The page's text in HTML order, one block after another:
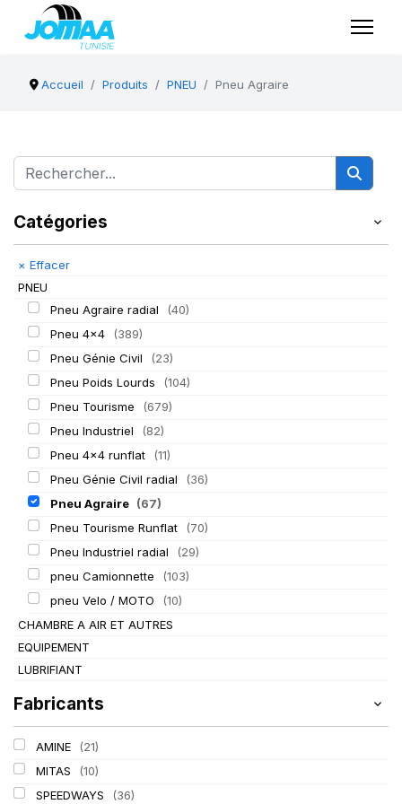
Accueil Produits PNEU Pneu Agraire
Catégories
× Effacer
PNEU
Pneu Agraire radial
(40)
Pneu 4x4
(389)
Pneu Génie Civil
(23)
Pneu Poids Lourds
(104)
Pneu Tourisme
(679)
Pneu Industriel
(82)
Pneu 4x4 runflat
(11)
Pneu Génie Civil radial
(36)
Pneu Agraire (67)
Pneu Tourisme Runflat
(70)
Pneu Industriel radial
(29)
pneu Camionnette
(103)
pneu Velo / MOTO
(10)
CHAMBRE A AIR ET AUTRES
EQUIPEMENT
LUBRIFIANT
Fabricants
AMINE
(21)
MITAS
(10)
SPEEDWAYS
(36)